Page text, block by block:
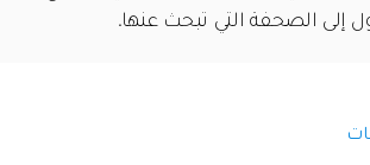
إلى الصحفة التي تبحث عنها.